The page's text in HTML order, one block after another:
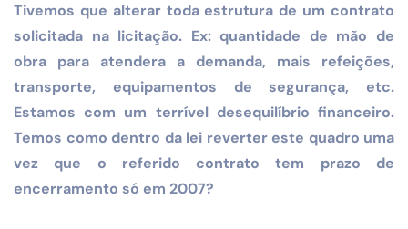
Tivemos que alterar toda estrutura de um contrato
solicitada na licitação. Ex: quantidade de mão de
obra para atendera a demanda, mais refeições,
transporte, equipamentos de segurança, etc.
Estamos com um terrível desequilíbrio financeiro.
Temos como dentro da lei reverter este quadro uma
vez que o referido contrato tem prazo de
encerramento só em 2007?